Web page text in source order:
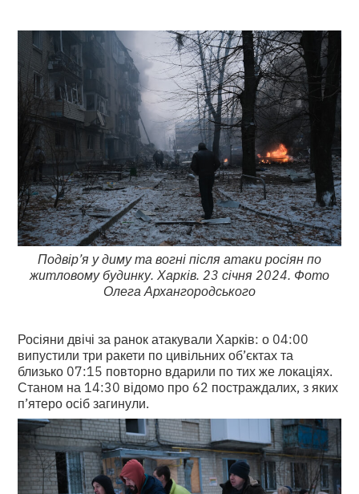
Подвір’я у диму та вогні після атаки росіян по
житловому будинку. Харків. 23 січня 2024. Фото
Олега Архангородського
Росіяни двічі за ранок атакували Харків: о 04:00
випустили три ракети по цивільних об’єктах та
близько 07:15 повторно вдарили по тих же локаціях.
Станом на 14:30 відомо про 62 постраждалих, з яких
п’ятеро осіб загинули.